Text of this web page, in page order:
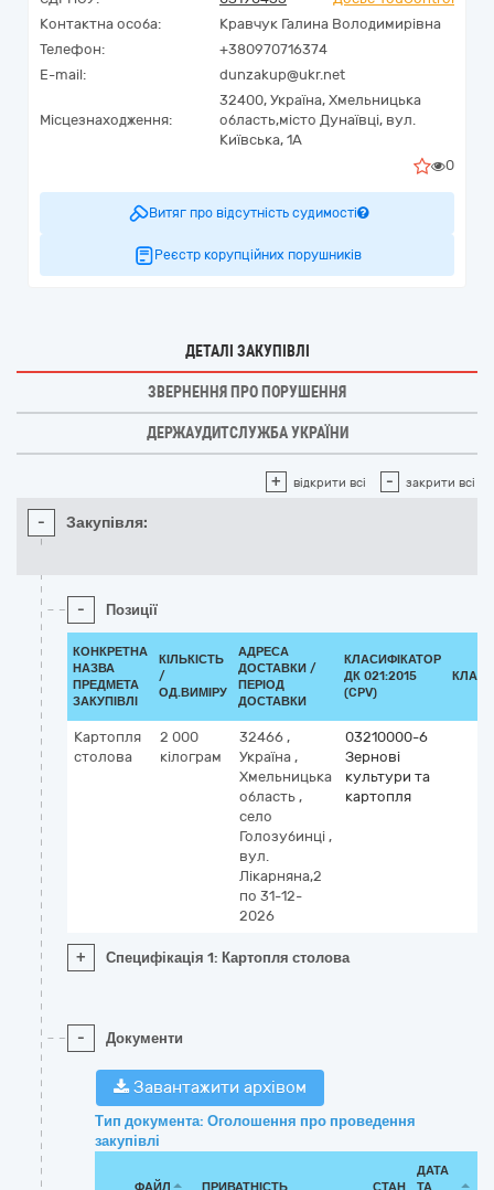
Контактна особа:
Кравчук Галина Володимирівна
Телефон:
+380970716374
E-mail:
dunzakup@ukr.net
Місцезнаходження:
32400, Україна, Хмельницька
область,місто Дунаївці, вул.
Київська, 1А
0
Витяг про відсутність судимості
Реєстр корупційних порушників
ДЕТАЛІ ЗАКУПІВЛІ
ЗВЕРНЕННЯ ПРО ПОРУШЕННЯ
ДЕРЖАУДИТСЛУЖБА УКРАЇНИ
+ відкрити всі - закрити всі
- Закупівля:
- Позиції
КОНКРЕТНА
НАЗВА
ПРЕДМЕТА
ЗАКУПІВЛІ
КІЛЬКІСТЬ
/
ОД.ВИМІРУ
АДРЕСА
ДОСТАВКИ /
ПЕРІОД
ДОСТАВКИ
КЛАСИФІКАТОР
ДК 021:2015
(CPV)
Картопля
столова
2 000
кілограм
32466 ,
Україна ,
Хмельницька
область ,
село
Голозубинці ,
вул.
Лікарняна,2
по 31-12-
2026
03210000-6
Зернові
культури та
картопля
+ Специфікація 1: Картопля столова
- Документи
Завантажити архівом
Тип документа: Оголошення про проведення
закупівлі
ДАТА